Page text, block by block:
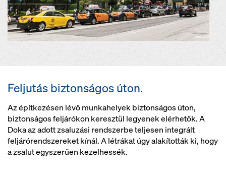
Feljutás biztonságos úton.
Az építkezésen lévő munkahelyek biztonságos úton,
biztonságos feljárókon keresztül legyenek elérhetők. A
Doka az adott zsaluzási rendszerbe teljesen integrált
feljárórendszereket kínál. A létrákat úgy alakították ki, hogy
a zsalut egyszerűen kezelhessék.